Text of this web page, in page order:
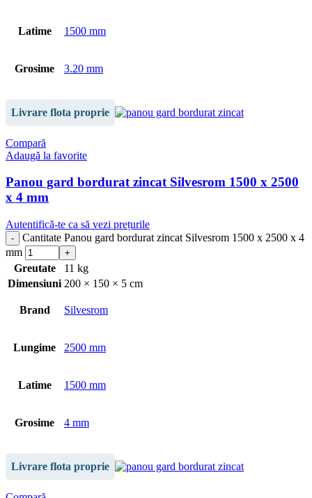
Latime 1500 mm
Grosime 3.20 mm
Livrare flota proprie
Compară
Adaugă la favorite
Panou gard bordurat zincat Silvesrom 1500 x 2500
x 4 mm
Autentifică-te ca să vezi prețurile
Cantitate Panou gard bordurat zincat Silvesrom 1500 x 2500 x 4
mm
Greutate
11 kg
Dimensiuni 200 × 150 × 5 cm
Brand Silvesrom
Lungime 2500 mm
Latime 1500 mm
Grosime 4 mm
Livrare flota proprie